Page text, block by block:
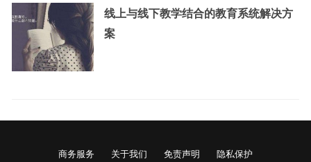
线上与线下教学结合的教育系统解决方
案
商务服务 关于我们 免责声明 隐私保护